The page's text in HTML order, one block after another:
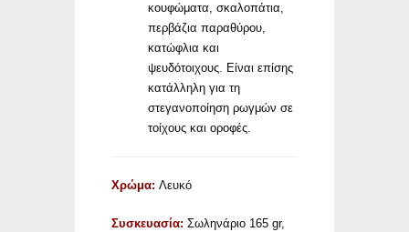
κουφώματα, σκαλοπάτια,
περβάζια παραθύρου,
κατώφλια και
ψευδότοιχους. Είναι επίσης
κατάλληλη για τη
στεγανοποίηση ρωγμών σε
τοίχους και οροφές.
Χρώμα:Λευκό
Συσκευασία: Σωληνάριο 165 gr,